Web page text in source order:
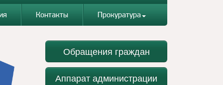
Контакты Прокуратура
Обращения граждан
Аппарат администрации